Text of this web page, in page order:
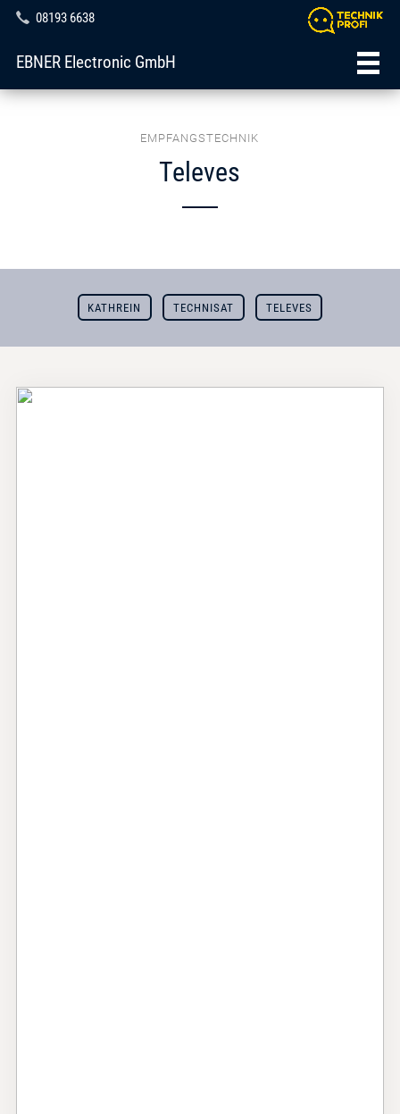
08193 6638
EBNER Electronic GmbH
EMPFANGSTECHNIK
Televes
KATHREIN TECHNISAT TELEVES